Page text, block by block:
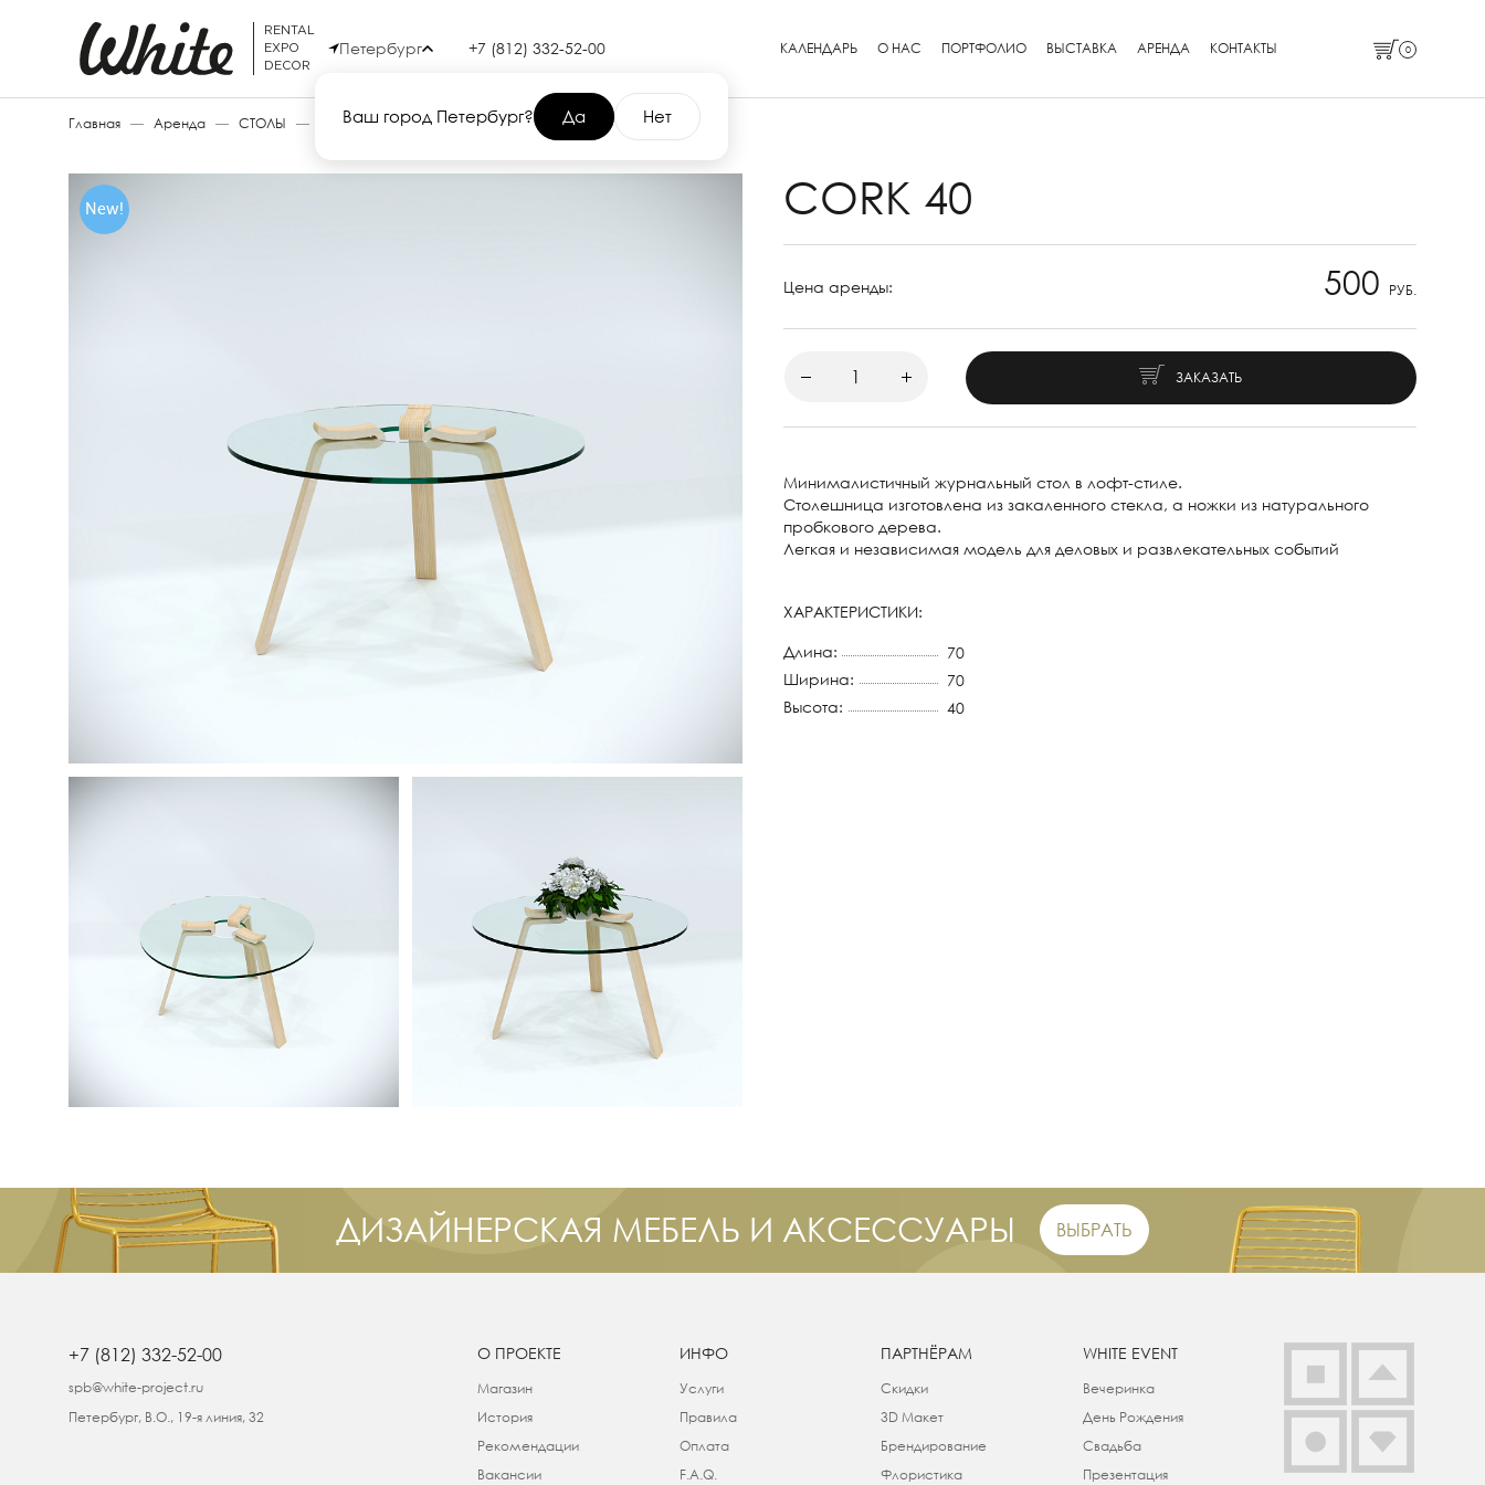
RENTAL
EXPO
DECOR
Петербург
Ваш город Петербург? Да Нет
+7 (812) 332-52-00 КАЛЕНДАРЬ О НАС ПОРТФОЛИО ВЫСТАВКА АРЕНДА КОНТАКТЫ 0
Главная — Аренда — СТОЛЫ — CORK 40
New! CORK 40
Цена аренды: 500 РУБ.
ЗАКАЗАТЬ
Минималистичный журнальный стол в лофт-стиле.
Столешница изготовлена из закаленного стекла, а ножки из натурального
пробкового дерева.
Легкая и независимая модель для деловых и развлекательных событий
ХАРАКТЕРИСТИКИ:
Длина:
70
Ширина:
70
Высота:
40
ДИЗАЙНЕРСКАЯ МЕБЕЛЬ И АКСЕССУАРЫ ВЫБРАТЬ
+7 (812) 332-52-00
spb@white-project.ru
Петербург, В.О., 19-я линия, 32
О ПРОЕКТЕ
Магазин
История
Рекомендации
Вакансии
ИНФО
Услуги
Правила
Оплата
F.A.Q.
ПАРТНЁРАМ
Скидки
3D Макет
Брендирование
Флористика
WHITE EVENT
Вечеринка
День Рождения
Свадьба
Презентация